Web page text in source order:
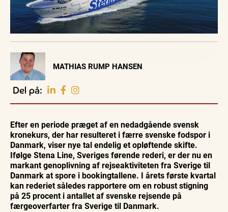
Visit Vendsyssel
EVENTKALENDER
Oplev events i
Vendsyssel
natur og lokale events.
Se events
Guidede ture
Skagen
med
Bedford
bussen
fra 1937
9. aug.
Guidede ture
Skagen
med
Bedford
bussen
9. aug.
Familie
fra
søsiden
Tunø
9. aug.
MATHIAS RUMP HANSEN
Del på:
Efter en periode præget af en nedadgående svensk
kronekurs, der har resulteret i færre svenske fodspor i
Danmark, viser nye tal endelig et opløftende skifte.
Ifølge Stena Line, Sveriges førende rederi, er der nu en
markant genoplivning af rejseaktiviteten fra Sverige til
Danmark at spore i bookingtallene. I årets første kvartal
kan rederiet således rapportere om en robust stigning
på 25 procent i antallet af svenske rejsende på
færgeoverfarter fra Sverige til Danmark.